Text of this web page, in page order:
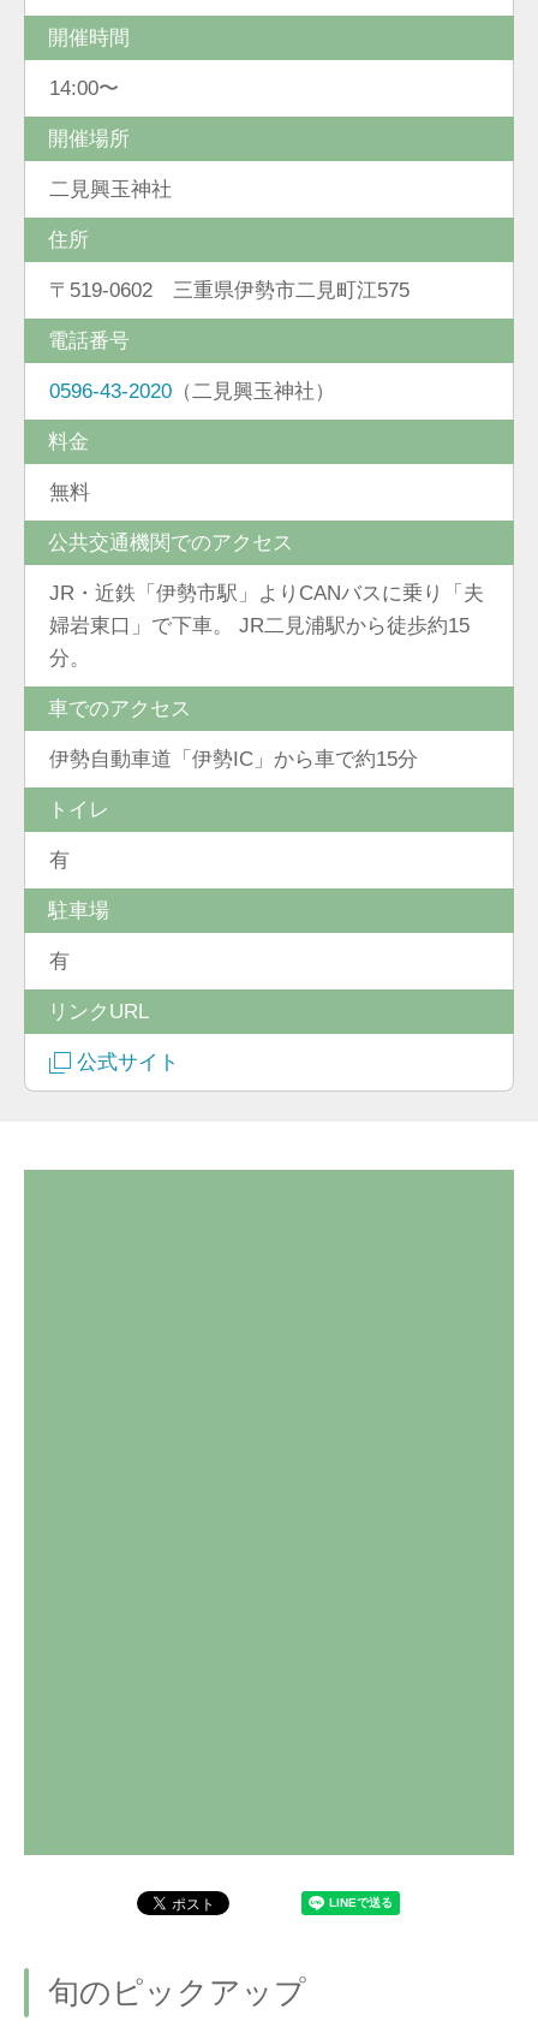
開催時間
14:00〜
開催場所
二見興玉神社
住所
〒519-0602 三重県伊勢市二見町江575
電話番号
0596-43-2020 （二見興玉神社）
料金
無料
公共交通機関でのアクセス
JR・近鉄「伊勢市駅」よりCANバスに乗り「夫
婦岩東口」で下車。 JR二見浦駅から徒歩約15
分。
車でのアクセス
伊勢自動車道「伊勢IC」から車で約15分
トイレ
有
駐車場
有
リンクURL
公式サイト
旬のピックアップ